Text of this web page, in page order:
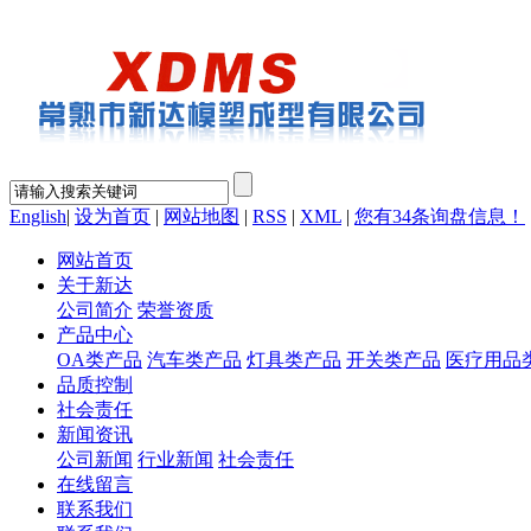
English| 设为首页 | 网站地图 | RSS | XML | 您有34条询盘信息！
网站首页
关于新达
公司简介 荣誉资质
产品中心
OA类产品 汽车类产品 灯具类产品 开关类产品 医疗用品
品质控制
社会责任
新闻资讯
公司新闻 行业新闻 社会责任
在线留言
联系我们